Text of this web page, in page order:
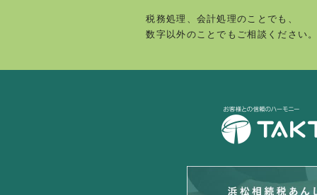
税務処理、会計処理のことでも、
数字以外のことでもご相談ください